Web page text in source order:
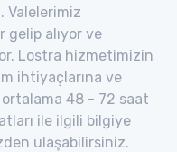
Valelerimiz
gelip alıyor ve
Lostra hizmetimizin
ihtiyaçlarına ve
ortalama 48 - 72 saat
ile ilgili bilgiye
ulaşabilirsiniz.